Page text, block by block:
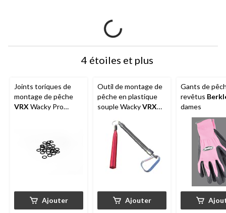
4 étoiles et plus
Joints toriques de
montage de pêche
VRX Wacky Pro
Ajouter
Outil de montage de
pêche en plastique
souple WackyVRX
Ajouter
Gants de
revêtus
dames